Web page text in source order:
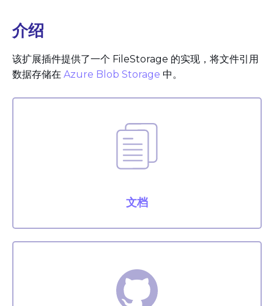
介绍
该扩展插件提供了一个 FileStorage 的实现，将文件引用
数据存储在 Azure Blob Storage 中。
文档